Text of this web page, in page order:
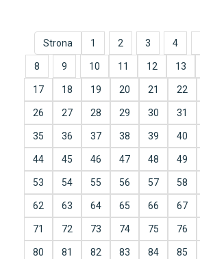
Strona 1 2 3 4
8 9 10 11 12 13
17 18 19 20 21 22
26 27 28 29 30 31
35 36 37 38 39 40
44 45 46 47 48 49
53 54 55 56 57 58
62 63 64 65 66 67
71 72 73 74 75 76
80 81 82 83 84 85